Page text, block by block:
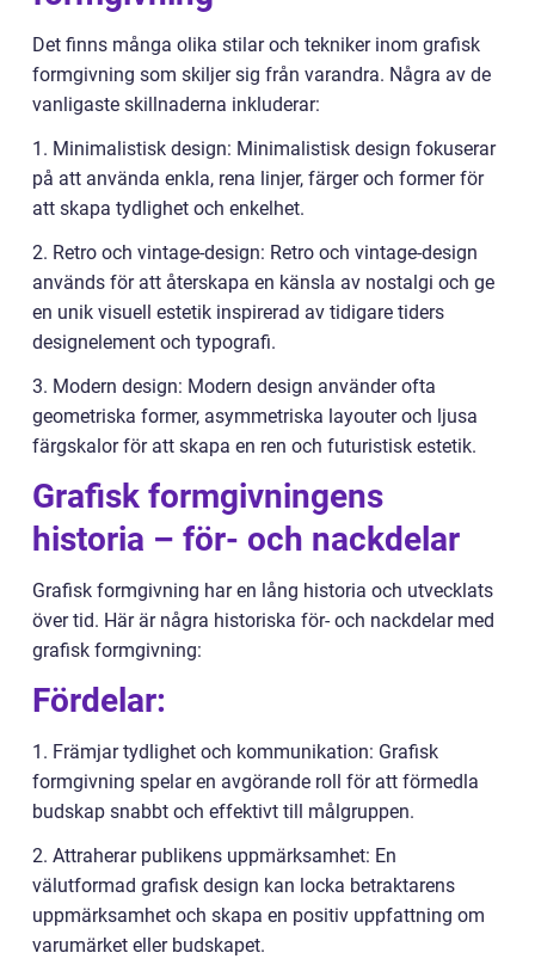
Det finns många olika stilar och tekniker inom grafisk
formgivning som skiljer sig från varandra. Några av de
vanligaste skillnaderna inkluderar:
1. Minimalistisk design: Minimalistisk design fokuserar
på att använda enkla, rena linjer, färger och former för
att skapa tydlighet och enkelhet.
2. Retro och vintage-design: Retro och vintage-design
används för att återskapa en känsla av nostalgi och ge
en unik visuell estetik inspirerad av tidigare tiders
designelement och typografi.
3. Modern design: Modern design använder ofta
geometriska former, asymmetriska layouter och ljusa
färgskalor för att skapa en ren och futuristisk estetik.
Grafisk formgivningens
historia – för- och nackdelar
Grafisk formgivning har en lång historia och utvecklats
över tid. Här är några historiska för- och nackdelar med
grafisk formgivning:
Fördelar:
1. Främjar tydlighet och kommunikation: Grafisk
formgivning spelar en avgörande roll för att förmedla
budskap snabbt och effektivt till målgruppen.
2. Attraherar publikens uppmärksamhet: En
välutformad grafisk design kan locka betraktarens
uppmärksamhet och skapa en positiv uppfattning om
varumärket eller budskapet.